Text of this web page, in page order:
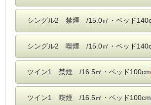
シングル2 禁煙 /15.0㎡・ベッド
シングル2 喫煙 /15.0㎡・ベッド
ツイン1 禁煙 /16.5㎡・ベッド100cm
ツイン1 喫煙 /16.5㎡・ベッド100cm